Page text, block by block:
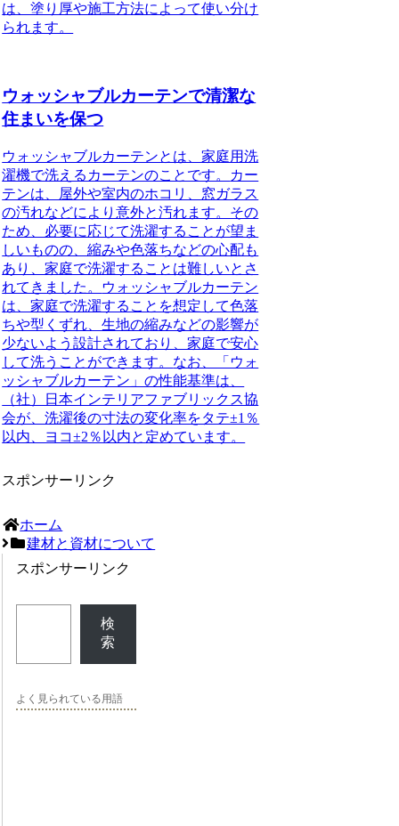
は、塗り厚や施工方法によって使い分け
られます。
ウォッシャブルカーテンで清潔な
住まいを保つ
ウォッシャブルカーテンとは、家庭用洗
濯機で洗えるカーテンのことです。
カー
テンは、屋外や室内のホコリ、窓ガラス
の汚れなどにより意外と汚れます。その
ため、必要に応じて洗濯することが望ま
しいものの、縮みや色落ちなどの心配も
あり、家庭で洗濯することは難しいとさ
れてきました。
ウォッシャブルカーテン
は、家庭で洗濯することを想定して色落
ちや型くずれ、生地の縮みなどの影響が
少ないよう設計されており、家庭で安心
して洗うことができます。 なお、「ウォ
ッシャブルカーテン」の性能基準は、
（社）日本インテリアファブリックス協
会が、洗濯後の寸法の変化率をタテ±1％
以内、ヨコ±2％以内と定めています。
スポンサーリンク
ホーム
建材と資材について
スポンサーリンク
検
索
よく見られている用語